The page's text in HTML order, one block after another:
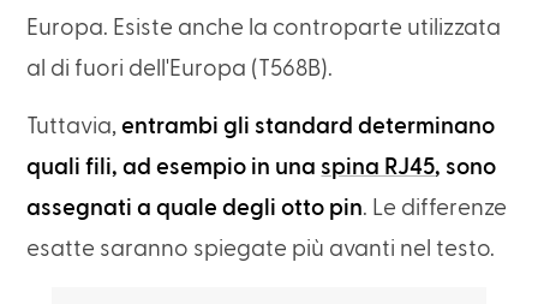
Europa. Esiste anche la controparte utilizzata
al di fuori dell'Europa (T568B).
Tuttavia,entrambi gli standard determinano
quali fili, ad esempio in una spina RJ45, sono
assegnati a quale degli otto pin. Le differenze
esatte saranno spiegate più avanti nel testo.